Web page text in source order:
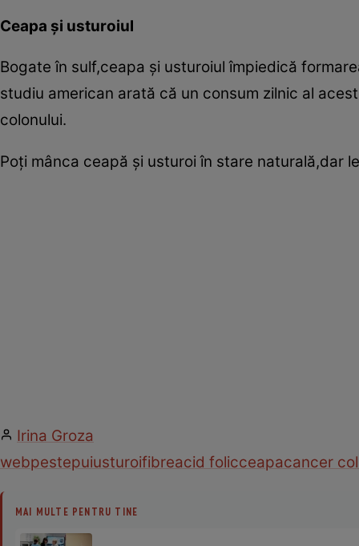
Ceapa şi usturoiul
Bogate în sulf,ceapa şi usturoiul împiedică
studiu american arată că un consum zilnic al
colonului.
Poţi mânca ceapă şi usturoi în stare naturală,dar
Irina Groza
webpestepuiusturoifibreacid folicceapacancer
MAI MULTE PENTRU TINE